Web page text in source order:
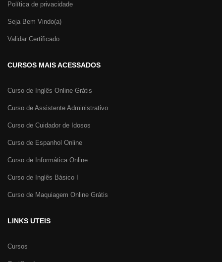
Política de privacidade
Seja Bem Vindo(a)
Validar Certificado
CURSOS MAIS ACESSADOS
Curso de Inglês Online Grátis
Curso de Assistente Administrativo
Curso de Cuidador de Idosos
Curso de Espanhol Online
Curso de Informática Online
Curso de Inglês Básico I
Curso de Maquiagem Online Grátis
LINKS UTEIS
Cursos